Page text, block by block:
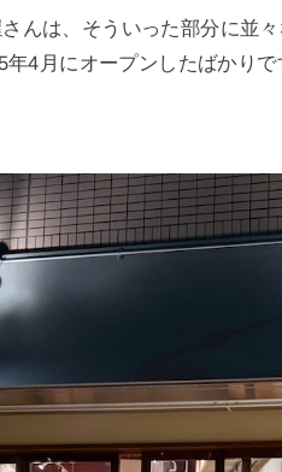
んは、そういった部分に並
4月にオープンしたばかり